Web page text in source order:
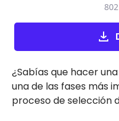
¿Sabías que hacer
una de las fases más
proceso de selección